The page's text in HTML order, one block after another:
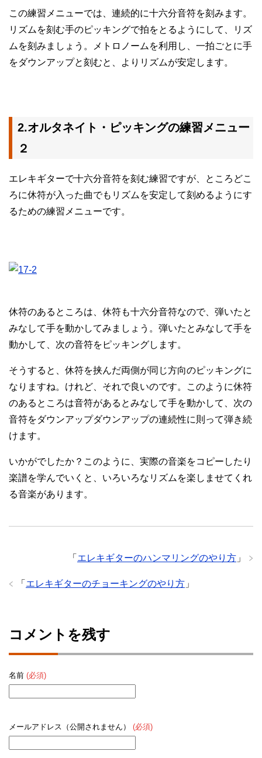
この練習メニューでは、連続的に十六分音符を刻みます。
リズムを刻む手のピッキングで拍をとるようにして、リズ
ムを刻みましょう。メトロノームを利用し、一拍ごとに手
をダウンアップと刻むと、よりリズムが安定します。
2.オルタネイト・ピッキングの練習メニュー
２
エレキギターで十六分音符を刻む練習ですが、ところどこ
ろに休符が入った曲でもリズムを安定して刻めるようにす
るための練習メニューです。
休符のあるところは、休符も十六分音符なので、弾いたと
みなして手を動かしてみましょう。弾いたとみなして手を
動かして、次の音符をピッキングします。
そうすると、休符を挟んだ両側が同じ方向のピッキングに
なりますね。けれど、それで良いのです。このように休符
のあるところは音符があるとみなして手を動かして、次の
音符をダウンアップダウンアップの連続性に則って弾き続
けます。
いかがでしたか？このように、実際の音楽をコピーしたり
楽譜を学んでいくと、いろいろなリズムを楽しませてくれ
る音楽があります。
「 エレキギターのハンマリングのやり方 」
「 エレキギターのチョーキングのやり方 」
コメントを残す
名前 (必須)
メールアドレス（公開されません） (必須)